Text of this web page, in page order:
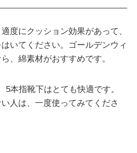
度にクッション効果があって、
いてください。ゴールデンウィ
、綿素材がおすすめです。
5本指靴下はとても快適です。
人は、一度使ってみてくださ